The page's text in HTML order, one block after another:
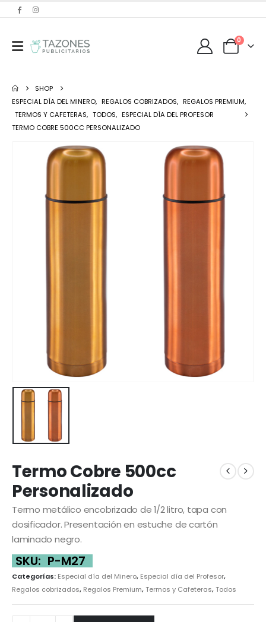
0
SHOP
ESPECIAL DÍA DEL MINERO, REGALOS COBRIZADOS, REGALOS PREMIUM,
TERMOS Y CAFETERAS, TODOS, ESPECIAL DÍA DEL PROFESOR
TERMO COBRE 500CC PERSONALIZADO
Termo Cobre 500cc
Personalizado
Termo metálico encobrizado de 1/2 litro, tapa con
dosificador. Presentación en estuche de cartón
laminado negro.
SKU: P-M27
Categorías: Especial día del Minero, Especial día del Profesor,
Regalos cobrizados, Regalos Premium,Termos y Cafeteras,Todos